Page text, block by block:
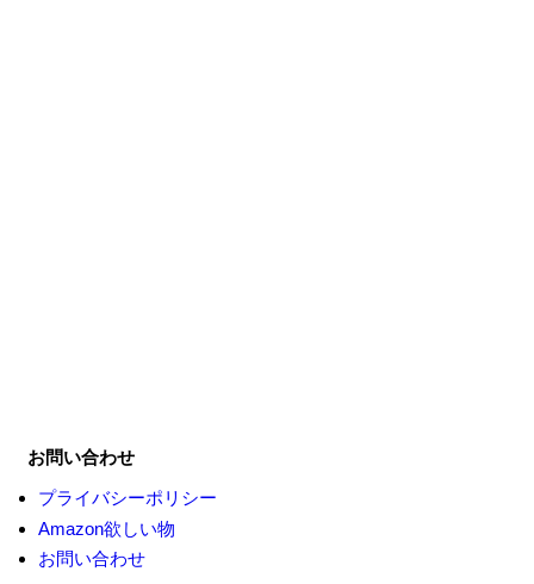
お問い合わせ
プライバシーポリシー
Amazon欲しい物
お問い合わせ